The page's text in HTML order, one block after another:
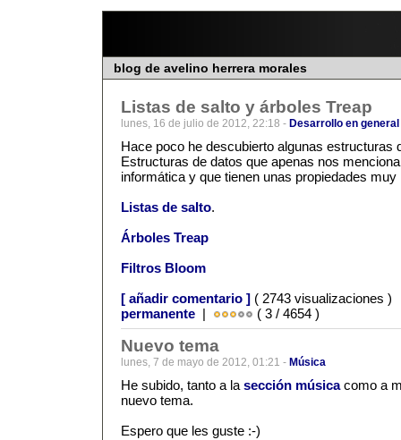
blog de avelino herrera morales
Listas de salto y árboles Treap
lunes, 16 de julio de 2012, 22:18 - Desarrollo en general
Hace poco he descubierto algunas estructuras
Estructuras de datos que apenas nos
informática y que tienen unas propiedades muy
Listas de salto.
Árboles Treap
Filtros Bloom
[ añadir comentario ] ( 2743 visualizaciones
permanente | ( 3 / 4654 )
Nuevo tema
lunes, 7 de mayo de 2012, 01:21 - Música
He subido, tanto a la sección músicacomo a
nuevo tema.
Espero que les guste :-)